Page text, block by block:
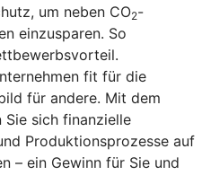
um neben CO2-
einzusparen. So
fit für die
für andere. Mit dem
sich finanzielle
Produktionsprozesse auf
– ein Gewinn für Sie und